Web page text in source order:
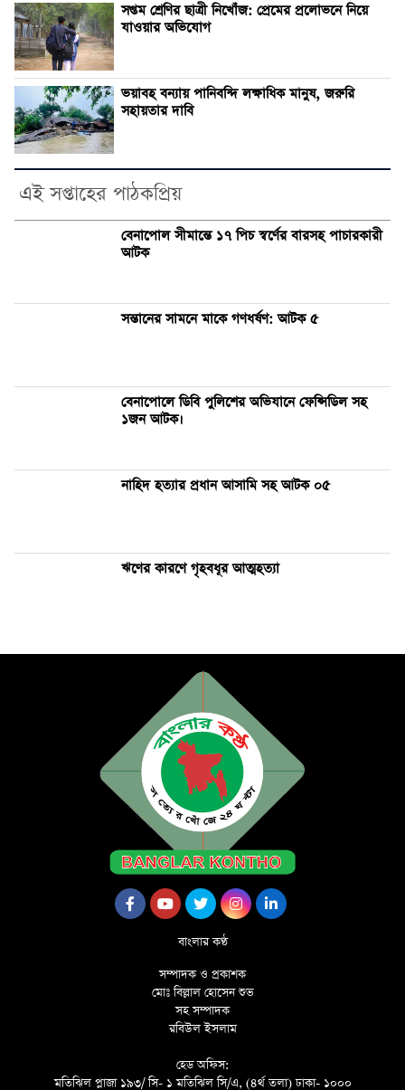
সপ্তম শ্রেণির ছাত্রী নিখোঁজ: প্রেমের প্রলোভনে নিয়ে
যাওয়ার অভিযোগ
ভয়াবহ বন্যায় পানিবন্দি লক্ষাধিক মানুষ, জরুরি
সহায়তার দাবি
এই সপ্তাহের পাঠকপ্রিয়
বেনাপোল সীমান্তে ১৭ পিচ স্বর্ণের বারসহ পাচারকারী
আটক
সন্তানের সামনে মাকে গণধর্ষণ: আটক ৫
বেনাপোলে ডিবি পুলিশের অভিযানে ফেন্সিডিল সহ
১জন আটক।
নাহিদ হত্যার প্রধান আসামি সহ আটক ০৫
ঋণের কারণে গৃহবধূর আত্মহত্যা
বাংলার কণ্ঠ
সম্পাদক ও প্রকাশক
মোঃ বিল্লাল হোসেন শুভ
সহ সম্পাদক
রবিউল ইসলাম
হেড অফিস:
মতিঝিল প্লাজা ১৯৩/ সি- ১ মতিঝিল সি/এ, (৪র্থ তলা) ঢাকা- ১০০০